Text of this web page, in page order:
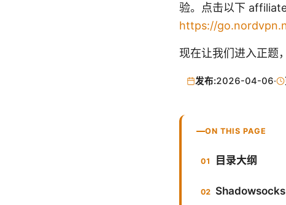
验。点击以下
https://
现在让我们进入正题
发布:2026-04-06·
ON THIS PAGE
目录大纲
Shadowsocks